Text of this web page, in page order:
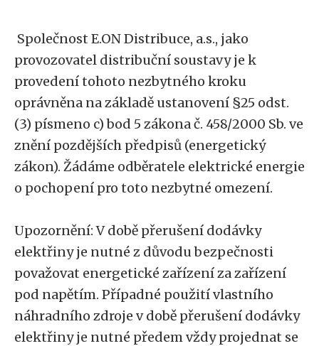
Společnost E.ON Distribuce, a.s., jako
provozovatel distribuční soustavy je k
provedení tohoto nezbytného kroku
oprávněna na základě ustanovení §25 odst.
(3) písmeno c) bod 5 zákona č. 458/2000 Sb. ve
znění pozdějších předpisů (energetický
zákon). Žádáme odběratele elektrické energie
o pochopení pro toto nezbytné omezení.
Upozornění: V době přerušení dodávky
elektřiny je nutné z důvodu bezpečnosti
považovat energetické zařízení za zařízení
pod napětím. Případné použití vlastního
náhradního zdroje v době přerušení dodávky
elektřiny je nutné předem vždy projednat se